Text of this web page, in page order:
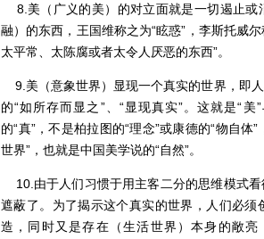
8.美（广义的美）的对立面就是一切遏止
融）的东西，王国维称之为“眩惑”，李斯托威尔
太平常、太陈腐或者太令人厌恶的东西”。
9.美（意象世界）显现一个真实的世界，即
的“如所存而显之”、“显现真实”。这就是“
的“真”，不是柏拉图的“理念”或康德的“物自体
世界”，也就是中国美学说的“自然”。
10.由于人们习惯于用主客二分的思维模式
遮蔽了。为了揭示这个真实的世界，人们必须
造，同时又是存在（生活世界）本身的敞